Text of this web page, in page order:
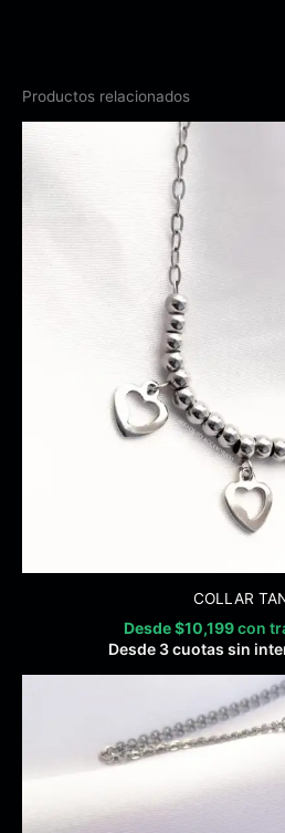
Productos relacionados
COLLAR
Desde$10,199con
Desde 3 cuotas sin